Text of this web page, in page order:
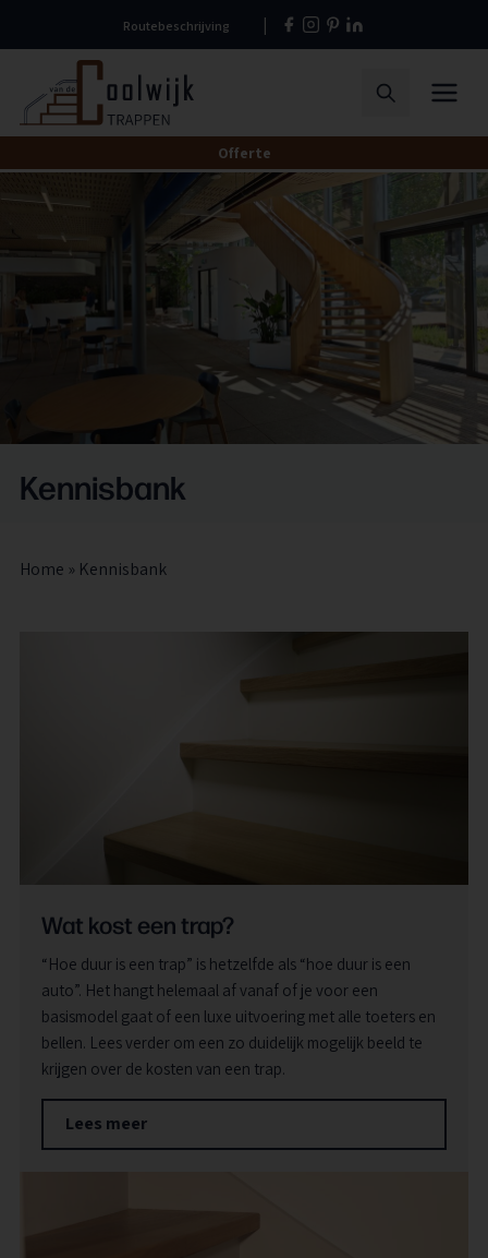
Routebeschrijving
Zoeken
Offerte
Menu
Kennisbank
Home » Kennisbank
Wat kost een trap?
“Hoe duur is een trap” is hetzelfde als “hoe duur is een
auto”. Het hangt helemaal af vanaf of je voor een
basismodel gaat of een luxe uitvoering met alle toeters en
bellen. Lees verder om een zo duidelijk mogelijk beeld te
krijgen over de kosten van een trap.
Lees meer